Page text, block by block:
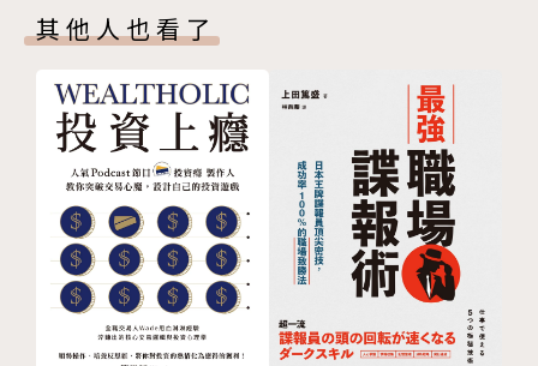
哈佛心理學博士、國際暢銷作家，曾獨自完成或與人合
著多本暢銷書，包括《EQ》、《專注的力量》、《放
不下，就握手言和吧》、《平靜的心，專注的大腦》
等。他曾任《紐約時報》科學線記者，兩度獲得普立茲
獎提名，並因為長年投入書寫而成為美國心理學會的終
生成就獎得主。他現居於美國東北部的波克夏爾山區，
更多資訊可見DanielGoleman.info。
譯者簡介
版權頁
其他人也看了